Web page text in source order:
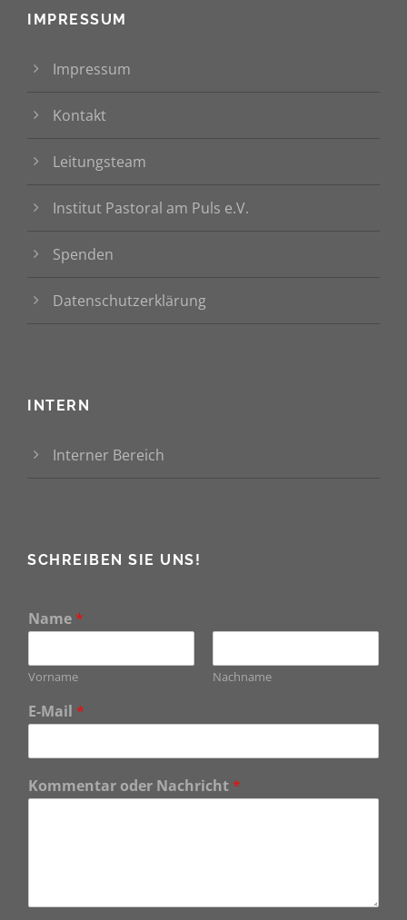
IMPRESSUM
Impressum
Kontakt
Leitungsteam
Institut Pastoral am Puls e.V.
Spenden
Datenschutzerklärung
INTERN
Interner Bereich
SCHREIBEN SIE UNS!
Name *
Vorname Nachname
E-Mail *
Kommentar oder Nachricht *